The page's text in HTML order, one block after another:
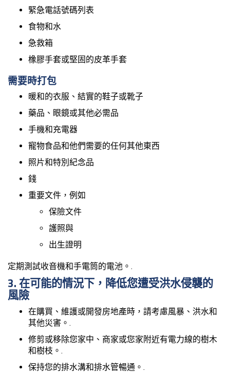
緊急電話號碼列表
食物和水
急救箱
橡膠手套或堅固的皮革手套
需要時打包
暖和的衣服、結實的鞋子或靴子
藥品、眼鏡或其他必需品
手機和充電器
寵物食品和他們需要的任何其他東西
照片和特別紀念品
錢
重要文件，例如
保險文件
護照與
出生證明
定期測試收音機和手電筒的電池。.
3. 在可能的情況下，降低您遭受洪水侵襲的
風險
在購買、維護或開發房地產時，請考慮風暴、洪水和
其他災害。.
修剪或移除您家中、商家或您家附近有電力線的樹木
和樹枝。.
保持您的排水溝和排水管暢通。.